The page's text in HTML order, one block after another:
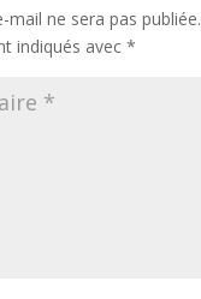
mail ne sera pas publiée.
indiqués avec *